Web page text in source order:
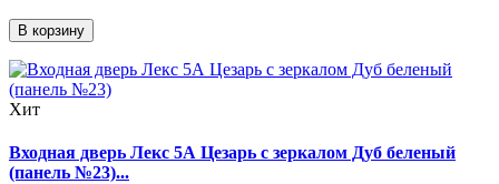
В корзину
Хит
Входная дверь Лекс 5А Цезарь с зеркалом Дуб беленый
(панель №23)...